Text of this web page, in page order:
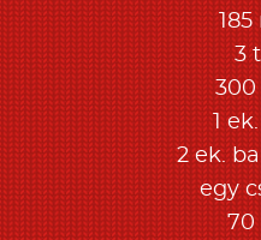
3
300
1
2 ek.
egy
70